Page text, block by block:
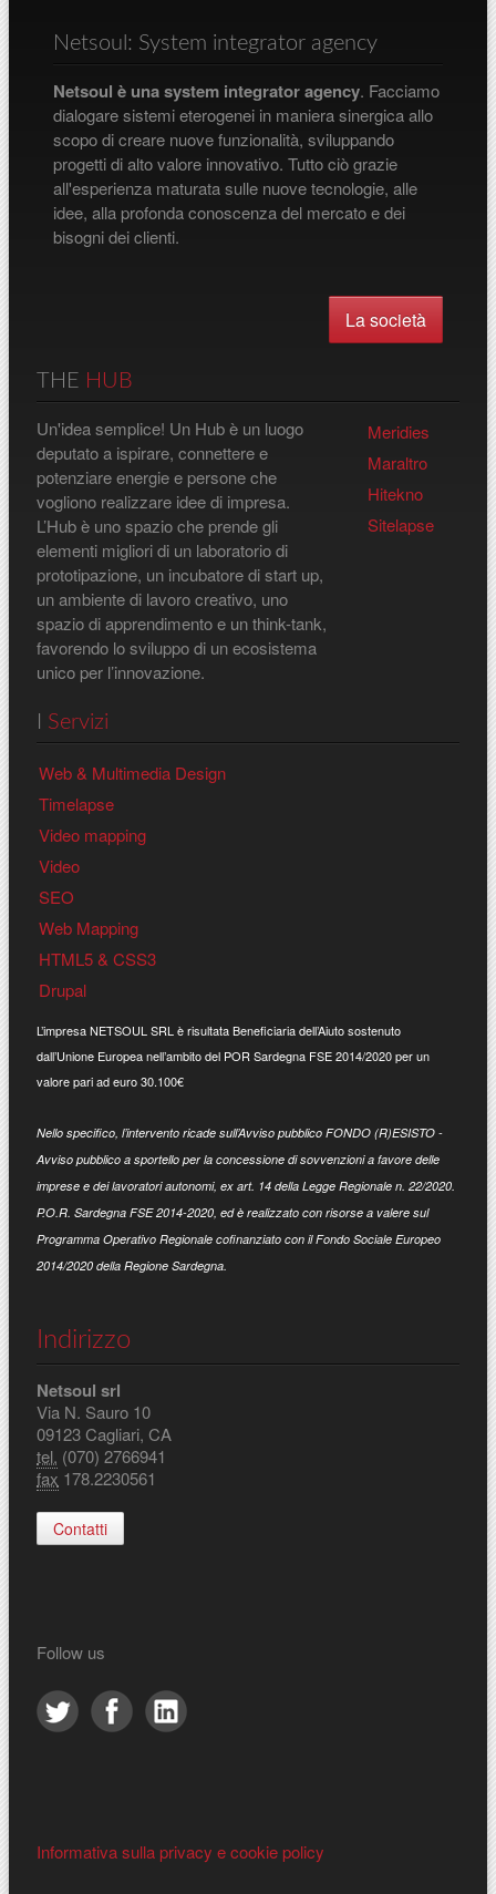
Netsoul: System integrator agency
Netsoul è una system integrator agency. Facciamo
dialogare sistemi eterogenei in maniera sinergica allo
scopo di creare nuove funzionalità, sviluppando
progetti di alto valore innovativo. Tutto ciò grazie
all'esperienza maturata sulle nuove tecnologie, alle
idee, alla profonda conoscenza del mercato e dei
bisogni dei clienti.
La società
THE HUB
Un'idea semplice! Un Hub è un luogo
deputato a ispirare, connettere e
potenziare energie e persone che
vogliono realizzare idee di impresa.
L’Hub è uno spazio che prende gli
elementi migliori di un laboratorio di
prototipazione, un incubatore di start up,
un ambiente di lavoro creativo, uno
spazio di apprendimento e un think-tank,
favorendo lo sviluppo di un ecosistema
unico per l’innovazione.
Meridies
Maraltro
Hitekno
Sitelapse
Servizi
Web & Multimedia Design
Timelapse
Video mapping
Video
SEO
Web Mapping
HTML5 & CSS3
Drupal
L’impresa NETSOUL SRL è risultata Beneficiaria dell’Aiuto sostenuto
dall’Unione Europea nell’ambito del POR Sardegna FSE 2014/2020 per un
valore pari ad euro 30.100€
Nello specifico, l’intervento ricade sull’Avviso pubblico FONDO (R)ESISTO -
Avviso pubblico a sportello per la concessione di sovvenzioni a favore delle
imprese e dei lavoratori autonomi, ex art. 14 della Legge Regionale n. 22/2020.
P.O.R. Sardegna FSE 2014-2020, ed è realizzato con risorse a valere sul
Programma Operativo Regionale cofinanziato con il Fondo Sociale Europeo
2014/2020 della Regione Sardegna.
Indirizzo
Netsoul srl
Via N. Sauro 10
09123 Cagliari, CA
tel. (070) 2766941
fax 178.2230561
Contatti
Follow us
Informativa sulla privacy e cookie policy